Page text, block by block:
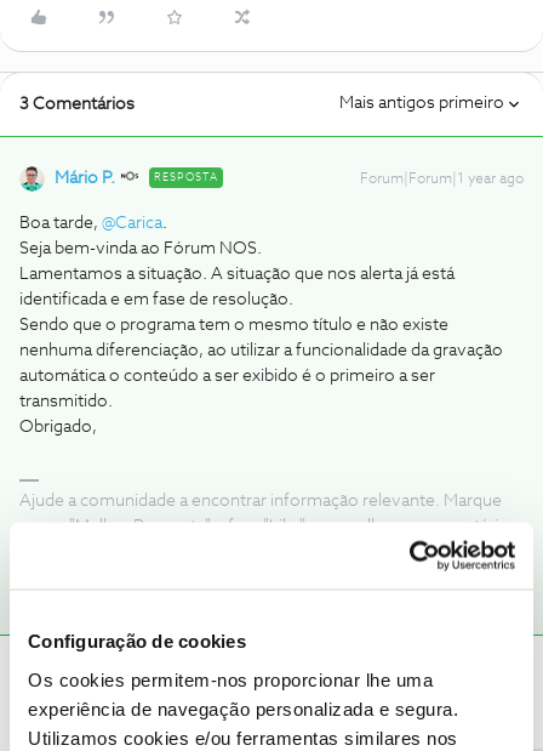
Configuração de cookies
Os cookies permitem-nos proporcionar lhe uma
experiência de navegação personalizada e segura.
Utilizamos cookies e/ou ferramentas similares nos
3 Comentários Mais antigos primeiro
Mário P. RESPOSTA Forum|Forum|1 year ago
Boa tarde, @Carica.
Seja bem-vinda ao Fórum NOS.
Lamentamos a situação. A situação que nos alerta já está
identificada e em fase de resolução.
Sendo que o programa tem o mesmo título e não existe
nenhuma diferenciação, ao utilizar a funcionalidade da gravação
automática o conteúdo a ser exibido é o primeiro a ser
transmitido.
Obrigado,
Ajude a comunidade a encontrar informação relevante. Marque
como "Melhor Resposta" e faça "Like" nos melhores comentários.
C Carica AUTOR Forum|Forum|1 year ago
E como ficarei a saber que está resolvido?